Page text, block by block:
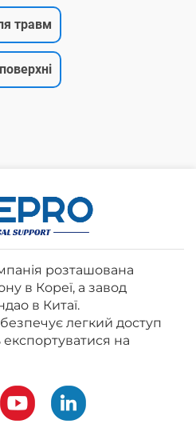
травм
розташована
в Кореї, а завод
в Китаї.
легкий доступ
на